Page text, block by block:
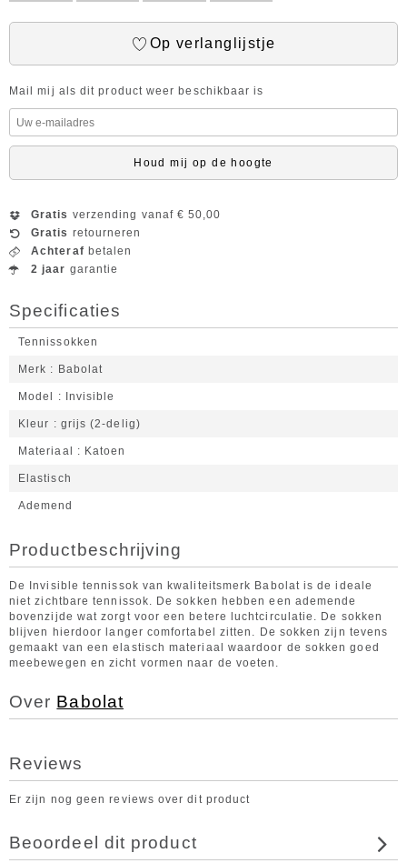
Op verlanglijstje
Mail mij als dit product weer beschikbaar is
Houd mij op de hoogte
Gratis verzending vanaf € 50,00
Gratis retourneren
Achteraf betalen
2 jaar garantie
Specificaties
Tennissokken
Merk Babolat
Model Invisible
Kleur grijs (2-delig)
Materiaal Katoen
Elastisch
Ademend
Productbeschrijving
De Invisible tennissok van kwaliteitsmerk Babolat is de ideale
niet zichtbare tennissok. De sokken hebben een ademende
bovenzijde wat zorgt voor een betere luchtcirculatie. De sokken
blijven hierdoor langer comfortabel zitten. De sokken zijn tevens
gemaakt van een elastisch materiaal waardoor de sokken goed
meebewegen en zicht vormen naar de voeten.
Over Babolat
Reviews
Er zijn nog geen reviews over dit product
Beoordeel dit product